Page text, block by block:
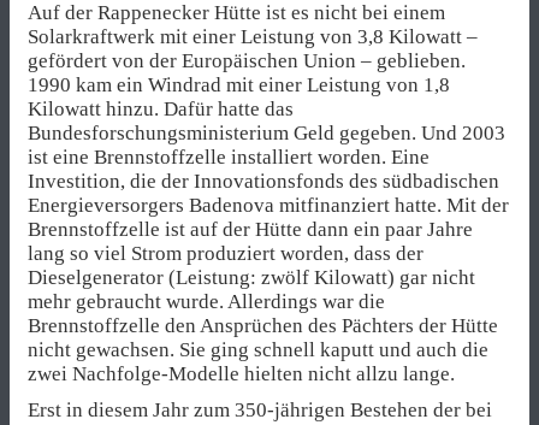
Auf der Rappenecker Hütte ist es nicht bei einem
Solarkraftwerk mit einer Leistung von 3,8 Kilowatt –
gefördert von der Europäischen Union – geblieben.
1990 kam ein Windrad mit einer Leistung von 1,8
Kilowatt hinzu. Dafür hatte das
Bundesforschungsministerium Geld gegeben. Und 2003
ist eine Brennstoffzelle installiert worden. Eine
Investition, die der Innovationsfonds des südbadischen
Energieversorgers Badenova mitfinanziert hatte. Mit der
Brennstoffzelle ist auf der Hütte dann ein paar Jahre
lang so viel Strom produziert worden, dass der
Dieselgenerator (Leistung: zwölf Kilowatt) gar nicht
mehr gebraucht wurde. Allerdings war die
Brennstoffzelle den Ansprüchen des Pächters der Hütte
nicht gewachsen. Sie ging schnell kaputt und auch die
zwei Nachfolge-Modelle hielten nicht allzu lange.
Erst in diesem Jahr zum 350-jährigen Bestehen der bei